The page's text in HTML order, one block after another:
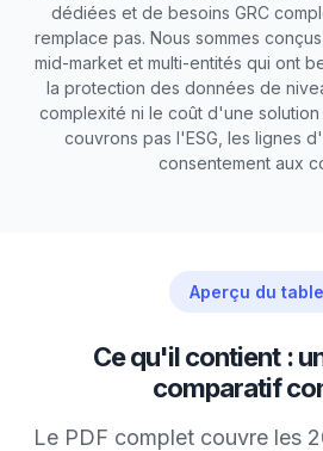
dédiées et de besoins GRC
remplace pas. Nous sommes
mid-market et multi-entités qui ont
la protection des données de
complexité ni le coût d'une
couvrons pas l'ESG, les lignes
consentement aux
Aperçu du
Ce qu'il contient :
comparatif
Le PDF complet couvre les